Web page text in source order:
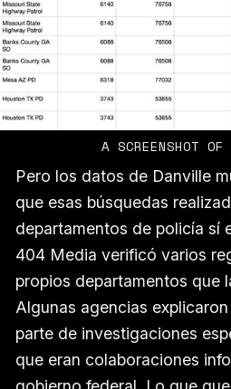
A SCREENSHOT
Pero los datos de Danville
que esas búsquedas
departamentos de policía sí
404 Media verificó varios
propios departamentos que
Algunas agencias
parte de investigaciones
que eran colaboraciones